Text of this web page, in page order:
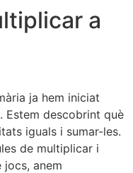
a
ja hem iniciat
Estem descobrint què
iguals i sumar-les.
de multiplicar i
anem